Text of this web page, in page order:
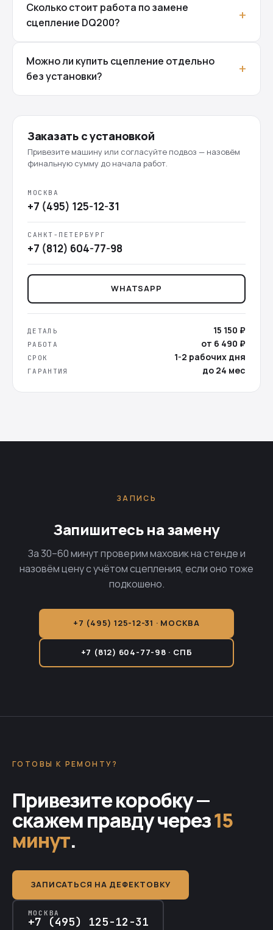
Сколько стоит работа по замене
сцепление DQ200?
Можно ли купить сцепление отдельно
без установки?
Заказать с установкой
Привезите машину или согласуйте подвоз — назовём
финальную сумму до начала работ.
МОСКВА
+7 (495) 125-12-31
САНКТ-ПЕТЕРБУРГ
+7 (812) 604-77-98
WHATSAPP
ДЕТАЛЬ 15 150 ₽
РАБОТА от 6 490 ₽
СРОК 1-2 рабочих дня
ГАРАНТИЯ до 24 мес
ЗАПИСЬ
Запишитесь на замену
За 30–60 минут проверим маховик на стенде и
назовём цену с учётом сцепления, если оно тоже
подкошено.
+7 (495) 125-12-31 · МОСКВА
+7 (812) 604-77-98 · СПБ
ГОТОВЫ К РЕМОНТУ?
Привезите коробку —
скажем правду через15
минут.
ЗАПИСАТЬСЯ НА ДЕФЕКТОВКУ
МОСКВА
+7 (495) 125-12-31